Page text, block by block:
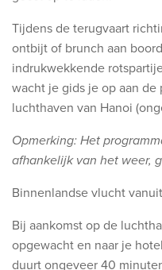
Tijdens de terugvaart
ontbijt of brunch aan
indrukwekkende
wacht je gids je op aan
luchthaven van Hanoi
Opmerking: Het
afhankelijk van het weer,
Binnenlandse vlucht
Bij aankomst op de
opgewacht en naar je
duurt ongeveer 40